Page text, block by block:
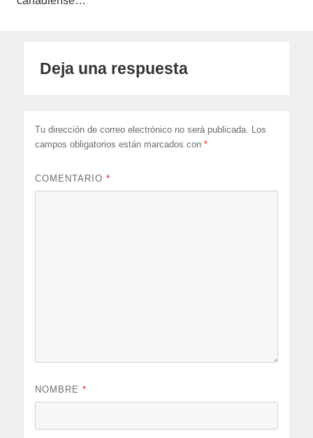
Deja una respuesta
Tu dirección de correo electrónico no será publicada. Los
campos obligatorios están marcados con*
COMENTARIO*
NOMBRE*